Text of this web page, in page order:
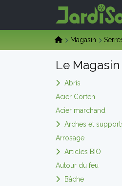
Magasin
Le Magasin
Abris
Acier Corten
Acier marchand
Arches et
Arrosage
Articles BIO
Autour du feu
Bâche